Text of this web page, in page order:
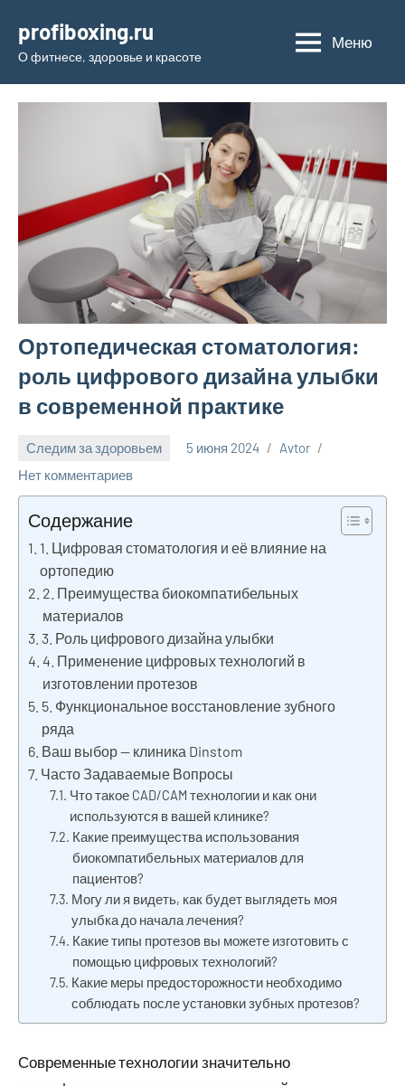
содержимому
profiboxing.ru
О фитнесе, здоровье и красоте
Меню
Ортопедическая стоматология:
роль цифрового дизайна улыбки
в современной практике
Следим за здоровьем 5 июня 2024
Avtor
Нет комментариев
Содержание
1. Цифровая стоматология и её влияние на
ортопедию
2. Преимущества биокомпатибельных
материалов
3. Роль цифрового дизайна улыбки
4. Применение цифровых технологий в
изготовлении протезов
5. Функциональное восстановление зубного
ряда
Ваш выбор — клиника Dinstom
Часто Задаваемые Вопросы
Что такое CAD/CAM технологии и как они
используются в вашей клинике?
Какие преимущества использования
биокомпатибельных материалов для
пациентов?
Могу ли я видеть, как будет выглядеть моя
улыбка до начала лечения?
Какие типы протезов вы можете изготовить с
помощью цифровых технологий?
Какие меры предосторожности необходимо
соблюдать после установки зубных протезов?
Современные технологии значительно